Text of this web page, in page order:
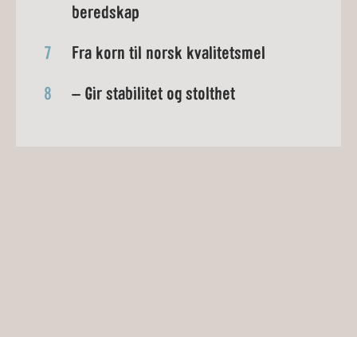
beredskap
7 Fra korn til norsk kvalitetsmel
8 – Gir stabilitet og stolthet